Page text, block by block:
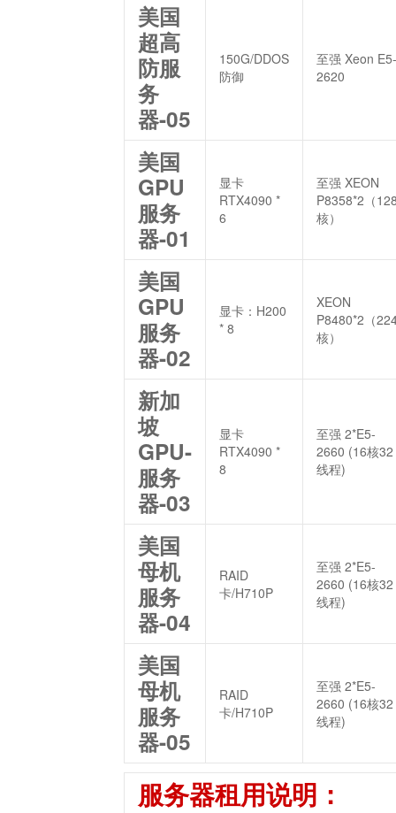
美国
超高
防服
务
器-05
150G/DDOS
防御
至强 Xeon E5-
2620
美国
GPU
服务
器-01
显卡
RTX4090 *
6
至强 XEON
P8358*2（
核）
美国
GPU
服务
器-02
显卡：H200
* 8
XEON
P8480*2（
核）
新加
坡
GPU-
服务
器-03
显卡
RTX4090 *
8
至强 2*E5-
2660 (16核32
线程)
美国
母机
服务
器-04
RAID
卡/H710P
至强 2*E5-
2660 (16核32
线程)
美国
母机
服务
器-05
RAID
卡/H710P
至强 2*E5-
2660 (16核32
线程)
服务器租用说明：